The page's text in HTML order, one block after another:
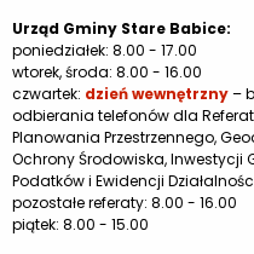
Urząd Gminy Stare Babice:
poniedziałek: 8.00 - 17.00
wtorek, środa: 8.00 - 16.00
czwartek: dzień wewnętrzny–
odbierania telefonów dla
Planowania Przestrzennego,
Ochrony Środowiska, Inwestycji
Podatków i Ewidencji
pozostałe referaty: 8.00 - 16.00
piątek: 8.00 - 15.00